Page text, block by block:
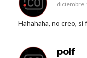
diciembre
Hahahaha, no creo, si
polf